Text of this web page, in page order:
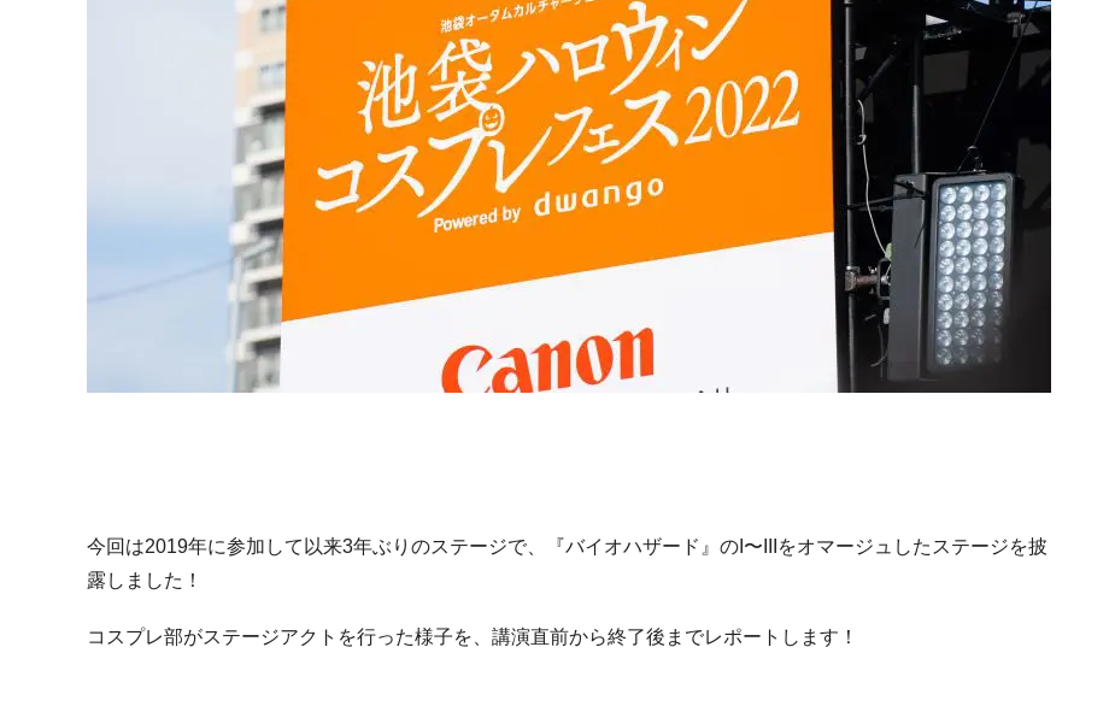
今回は2019年に参加して以来3年ぶりのステージで、『バイオハザード』の 〜
をオマージュしたステージを披
露しました！
コスプレ部がステージアクトを行った様子を、講演直前から終了後までレポートします！